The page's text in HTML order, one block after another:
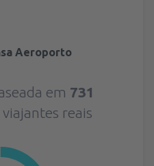
Aeroporto
em 731
viajantes reais